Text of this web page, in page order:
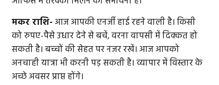
मकर राशि-आज आपकी एनर्जी हाई रहने वाली है। किसी
को रुपए-पैसे उधार देने से बचें, वरना वापसी में दिक्कत हो
सकती है। बच्चों की सेहत पर नजर रखें। आज आपको
अनचाही यात्रा भी करनी पड़ सकती है। व्यापार में विस्तार के
अच्छे अवसर प्राप्त होंगे।